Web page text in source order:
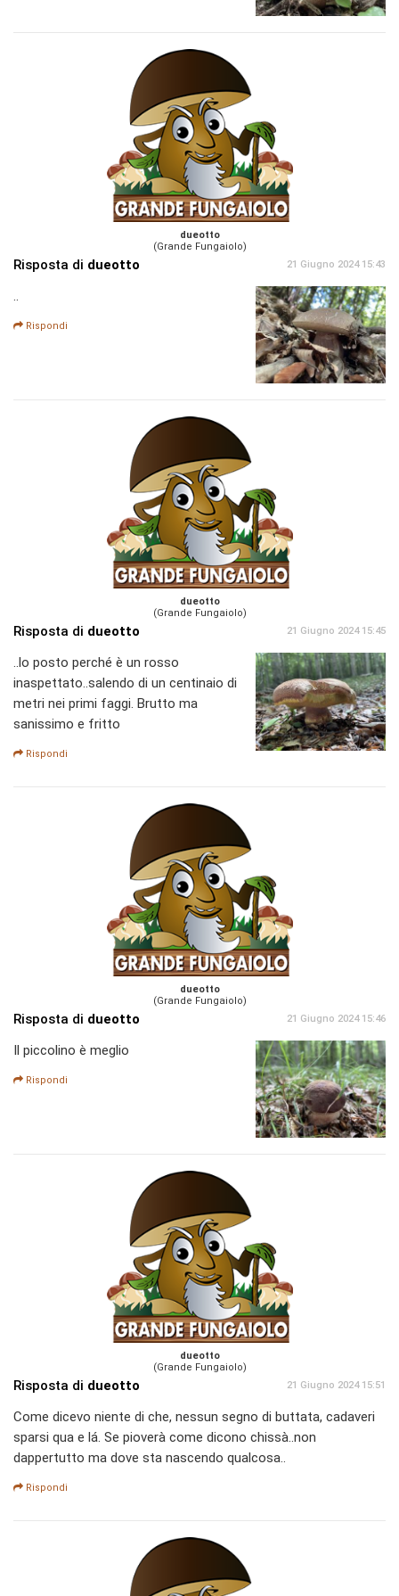
dueotto
(Grande Fungaiolo)
Risposta di dueotto 21 Giugno 2024 15:43
Rispondi
dueotto
(Grande Fungaiolo)
Risposta di dueotto 21 Giugno 2024 15:45
..lo posto perché è un rosso
inaspettato..salendo di un centinaio di
metri nei primi faggi. Brutto ma
sanissimo e fritto
Rispondi
dueotto
(Grande Fungaiolo)
Risposta di dueotto 21 Giugno 2024 15:46
Il piccolino è meglio
Rispondi
dueotto
(Grande Fungaiolo)
Risposta di dueotto 21 Giugno 2024 15:51
Come dicevo niente di che, nessun segno di buttata, cadaveri
sparsi qua e lá. Se pioverà come dicono chissà..non
dappertutto ma dove sta nascendo qualcosa..
Rispondi